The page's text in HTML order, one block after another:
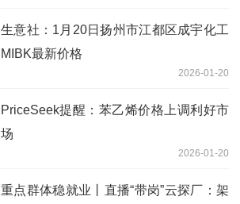
生意社：1月20日扬州市江都区成宇化工
MIBK最新价格
2026-01-20
PriceSeek提醒：苯乙烯价格上调利好市
场
2026-01-20
重点群体稳就业丨直播“带岗”云探厂：架